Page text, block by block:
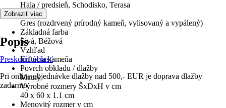
Hala / predsieň, Schodisko, Terasa
Materiál
Gres (rozdrvený prírodný kameň, vylisovaný a vypálený)
Základná farba
Sivá, Béžová
Vzhľad
Imitácia kameňa
Povrch obkladu / dlažby
Matný
Výrobné rozmery ŠxDxH v cm
40 x 60 x 1.1 cm
Menovitý rozmer v cm
Zobraziť viac
Popis
Preskočiť oblasť
Pri online objednávke dlažby nad 500,- EUR je doprava dlažby
zadarmo.